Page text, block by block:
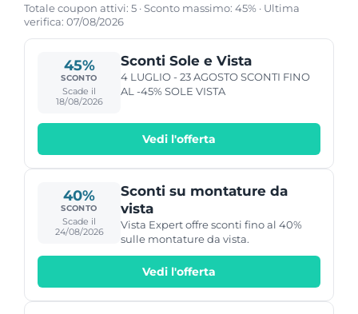
Totale coupon attivi: 5 · Sconto massimo: 45% · Ultima
verifica: 07/08/2026
45%
SCONTO
Scade il
18/08/2026
Sconti Sole e Vista
4 LUGLIO - 23 AGOSTO SCONTI FINO
AL -45% SOLE VISTA
Vedi l'offerta
40%
SCONTO
Scade il
24/08/2026
Sconti su montature da
vista
Vista Expert offre sconti fino al 40%
sulle montature da vista.
Vedi l'offerta